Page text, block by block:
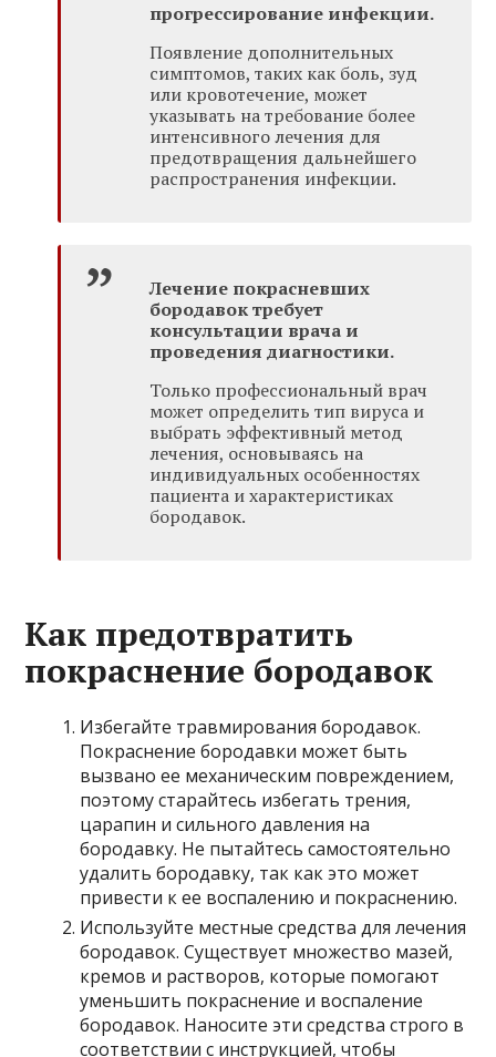
прогрессирование инфекции.
Появление дополнительных
симптомов, таких как боль, зуд
или кровотечение, может
указывать на требование более
интенсивного лечения для
предотвращения дальнейшего
распространения инфекции.
Лечение покрасневших
бородавок требует
консультации врача и
проведения диагностики.
Только профессиональный врач
может определить тип вируса и
выбрать эффективный метод
лечения, основываясь на
индивидуальных особенностях
пациента и характеристиках
бородавок.
Как предотвратить
покраснение бородавок
Избегайте травмирования бородавок.
Покраснение бородавки может быть
вызвано ее механическим повреждением,
поэтому старайтесь избегать трения,
царапин и сильного давления на
бородавку. Не пытайтесь самостоятельно
удалить бородавку, так как это может
привести к ее воспалению и покраснению.
Используйте местные средства для лечения
бородавок. Существует множество мазей,
кремов и растворов, которые помогают
уменьшить покраснение и воспаление
бородавок. Наносите эти средства строго в
соответствии с инструкцией, чтобы